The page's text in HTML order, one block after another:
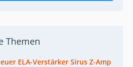
Themen
ELA-Verstärker Sirus Z-Amp